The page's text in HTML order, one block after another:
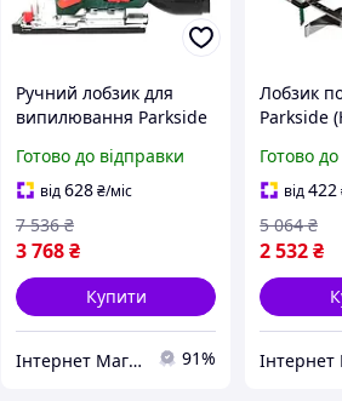
Ручний лобзик для
випилювання Parkside
акумуляторний, Лобзик
маятниковий
електронний, MTS
Готово до відправки
від628₴/міс
3 768₴
7 536 ₴
Купити
Інтернет Магазин "StepShop" 91%
Лобзик
Parkside
MTS
Готово
від422
2 532₴
5 064 ₴